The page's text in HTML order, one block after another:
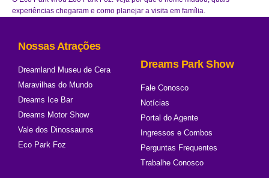
experiências chegaram e como planejar a visita em família.
Nossas Atrações
Dreamland Museu de Cera
Maravilhas do Mundo
Dreams Ice Bar
Dreams Motor Show
Vale dos Dinossauros
Eco Park Foz
Dreams Park Show
Fale Conosco
Notícias
Portal do Agente
Ingressos e Combos
Perguntas Frequentes
Trabalhe Conosco